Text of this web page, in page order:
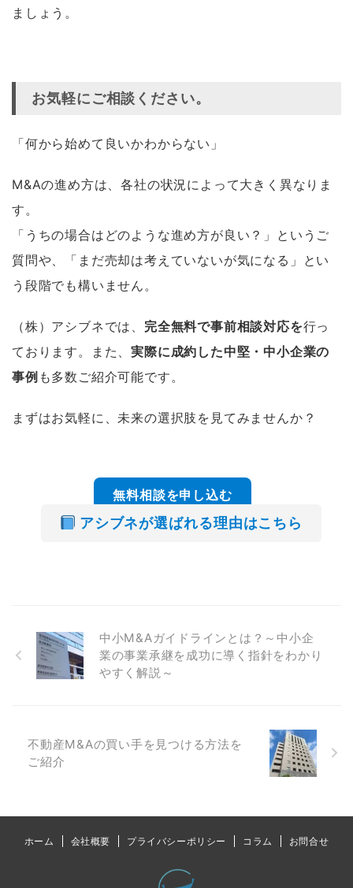
ましょう。
お気軽にご相談ください。
「何から始めて良いかわからない」
M&Aの進め方は、各社の状況によって大きく異なりま
す。
「うちの場合はどのような進め方が良い？」というご
質問や、「まだ売却は考えていないが気になる」とい
う段階でも構いません。
（株）アシブネでは、 完全無料で事前相談対応を行っ
ております。また、実際に成約した中堅・中小企業の
事例 も多数ご紹介可能です。
まずはお気軽に、未来の選択肢を見てみませんか？
無料相談を申し込む
アシブネが選ばれる理由はこちら
中小M&Aガイドラインとは？～中小企
業の事業承継を成功に導く指針をわかり
やすく解説～
不動産M&Aの買い手を見つける方法を
ご紹介
ホーム 会社概要 プライバシーポリシー コラム お問合せ